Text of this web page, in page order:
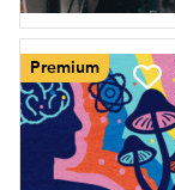
Premium